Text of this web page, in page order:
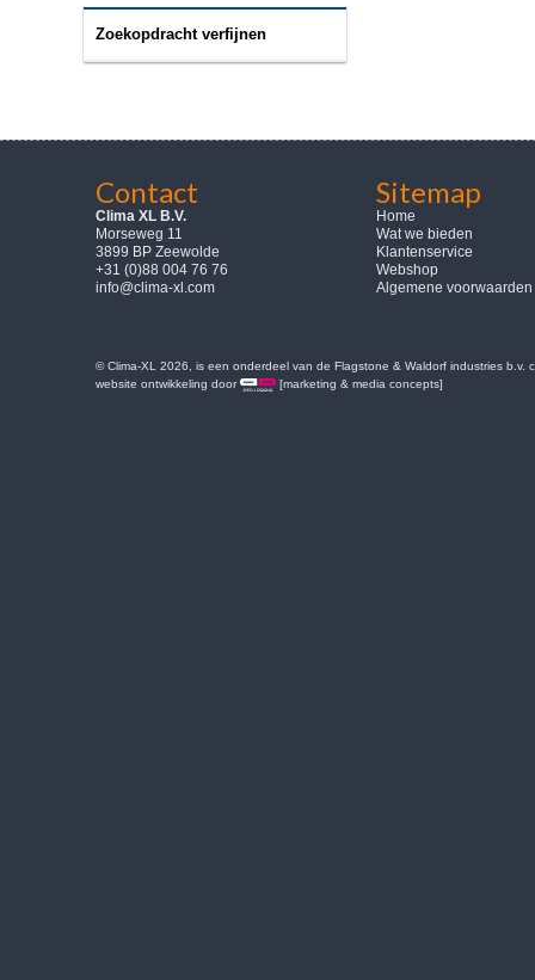
Zoekopdracht verfijnen
Contact
Clima XL B.V.
Morseweg 11
3899 BP Zeewolde
+31 (0)88 004 76 76
info@clima-xl.com
Sitemap
Home
Wat we bieden
Klantenservice
Webshop
Algemene voorwaarden
© Clima-XL 2026, is een onderdeel van de Flagstone & Waldorf industries b.v.
website ontwikkeling door
[marketing & media concepts]